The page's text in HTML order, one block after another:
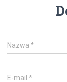
Nazwa *
E-mail *